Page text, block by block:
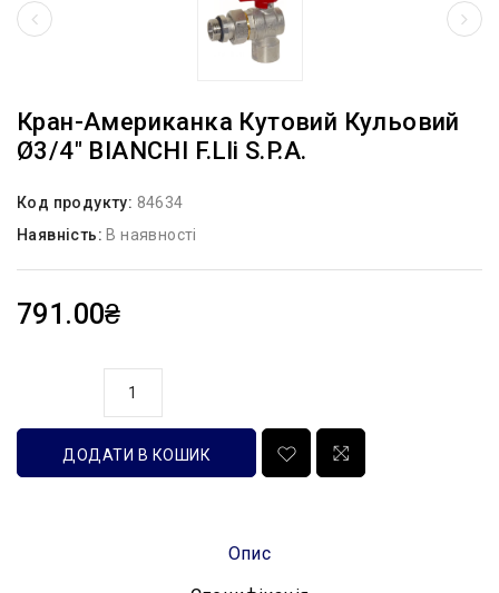
Кран-Американка Кутовий Кульовий
Ø3/4″ BIANCHI F.lli S.p.A.
Код продукту: 84634
Наявність: В наявності
791.00₴
ДОДАТИ В КОШИК
Опис